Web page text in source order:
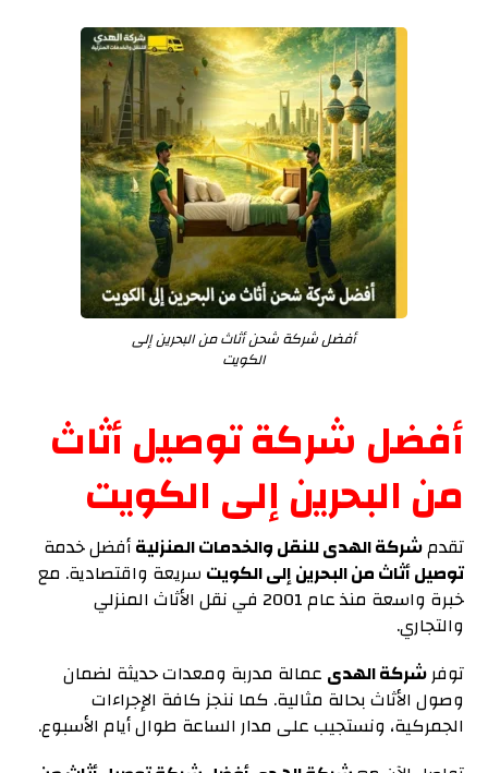
أفضل شركة شحن أثاث من البحرين إلى
الكويت
أفضل شركة توصيل أثاث
من البحرين إلى الكويت
تقدمشركة الهدى للنقل والخدمات المنزليةأفضل خدمة
توصيل أثاث من البحرين إلى الكويت سريعة واقتصادية. مع
خبرة واسعة منذ عام 2001 في نقل الأثاث المنزلي
والتجاري.
توفرشركة الهدى عمالة مدربة ومعدات حديثة لضمان
وصول الأثاث بحالة مثالية. كما ننجز كافة الإجراءات
الجمركية، ونستجيب على مدار الساعة طوال أيام الأسبوع.